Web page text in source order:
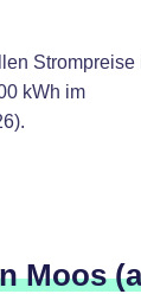
Strompreise
kWh im
Moos